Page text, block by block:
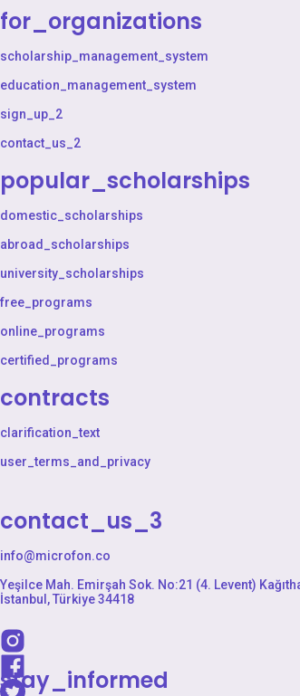
for_organizations
scholarship_management_system
education_management_system
sign_up_2
contact_us_2
popular_scholarships
domestic_scholarships
abroad_scholarships
university_scholarships
free_programs
online_programs
certified_programs
contracts
clarification_text
user_terms_and_privacy
contact_us_3
info@microfon.co
Yeşilce Mah. Emirşah Sok. No:21 (4. Levent)
İstanbul, Türkiye 34418
stay_informed